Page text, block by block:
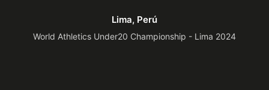
Lima, Perú
World Athletics Under20 Championship - Lima 2024